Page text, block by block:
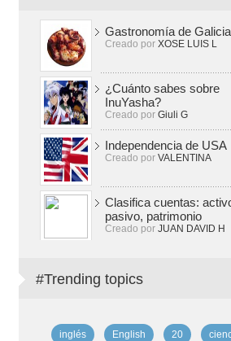
Gastronomía de Galicia
Creado por XOSE LUIS L
¿Cuánto sabes sobre
InuYasha?
Creado por Giuli G
Independencia de USA
Creado por VALENTINA
Clasifica cuentas:
pasivo, patrimonio
Creado por JUAN DAVID H
#Trending topics
inglés English 20